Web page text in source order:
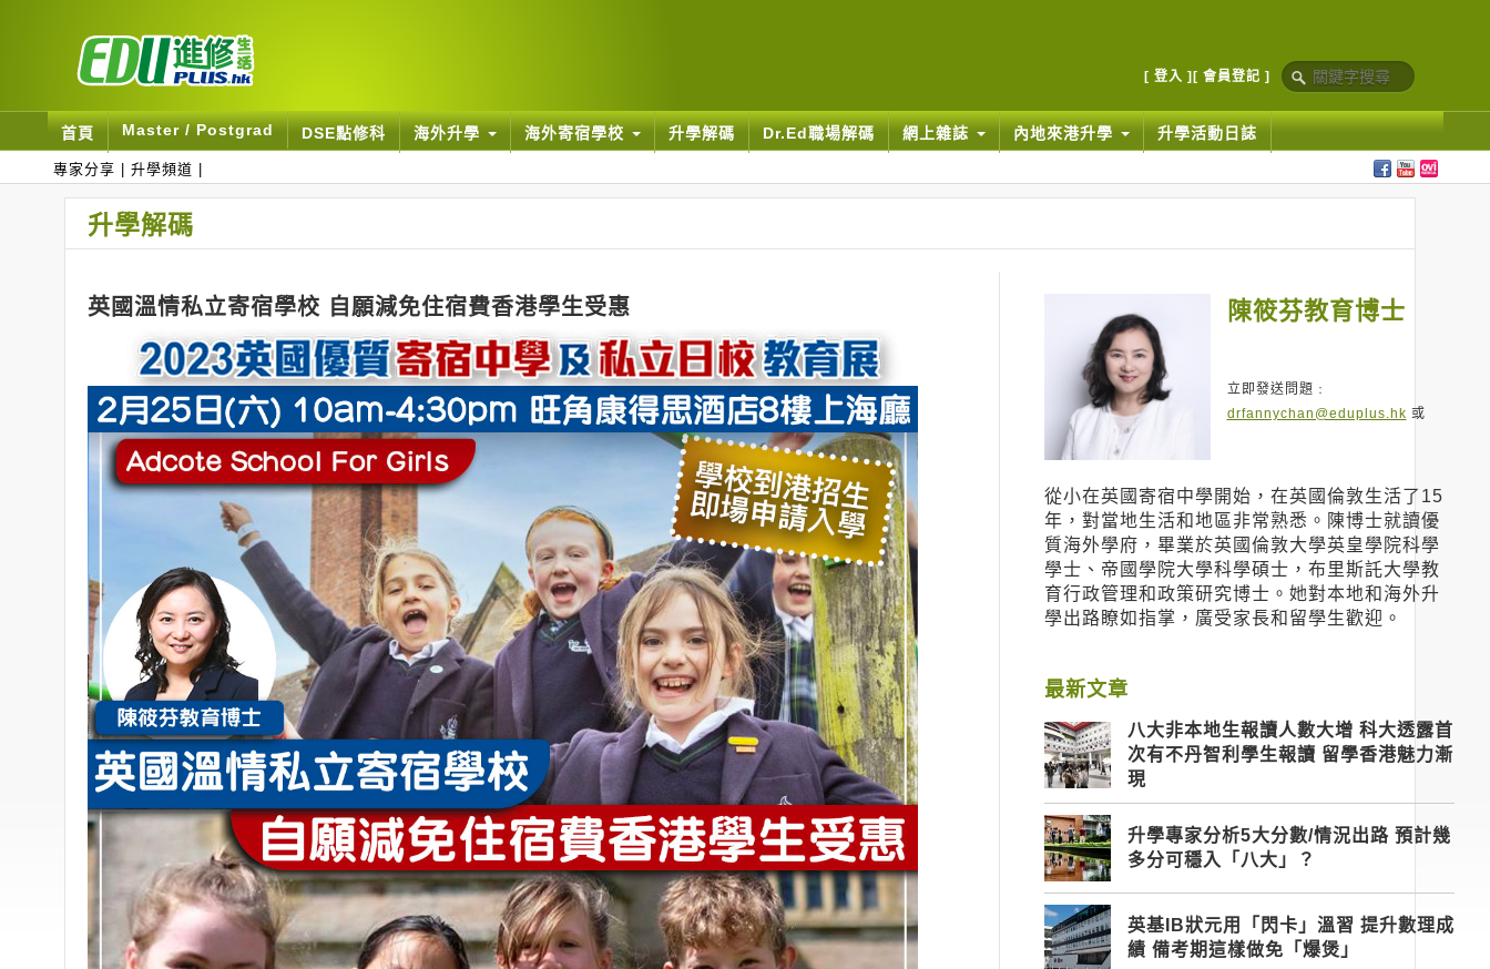
[ 登入 ] [ 會員登記 ]
首頁 Master / Postgrad DSE點修科 海外升學 海外寄宿學校 升學解碼 Dr.Ed職場解碼 網上雜誌 內地來港升學 升學活動日誌
專家分享 升學頻道
升學解碼
英國溫情私立寄宿學校 自願減免住宿費香港學生受惠 陳筱芬教育博士
立即發送問題﹕
drfannychan@eduplus.hk 或
從小在英國寄宿中學開始，在英國倫敦生活了15
年，對當地生活和地區非常熟悉。陳博士就讀優
質海外學府，畢業於英國倫敦大學英皇學院科學
學士、帝國學院大學科學碩士，布里斯託大學教
育行政管理和政策研究博士。她對本地和海外升
學出路瞭如指掌，廣受家長和留學生歡迎。
最新文章
八大非本地生報讀人數大增 科大透露首
次有不丹智利學生報讀 留學香港魅力漸
現
升學專家分析5大分數/情況出路 預計幾
多分可穩入「八大」？
英基IB狀元用「閃卡」溫習 提升數理成
績 備考期這樣做免「爆煲」